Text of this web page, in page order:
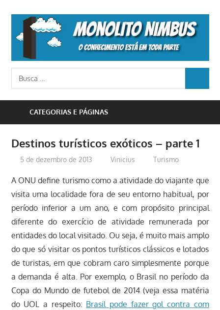
content
o
conhecimento
Busca
para:
CATEGORIAS E PÁGINAS
Destinos turísticos exóticos – parte 1
5 de dezembro de 2013 Vinicius Turismo
A ONU define turismo como a atividade do viajante que
visita uma localidade fora de seu entorno habitual, por
período inferior a um ano, e com propósito principal
diferente do exercício de atividade remunerada por
entidades do local visitado. Ou seja, é muito mais amplo
do que só visitar os pontos turísticos clássicos e lotados
de turistas, em que cobram caro simplesmente porque
a demanda é alta. Por exemplo, o Brasil no período da
Copa do Mundo de futebol de 2014 (veja essa matéria
do UOL a respeito: Brasil pode fazer gol contra com